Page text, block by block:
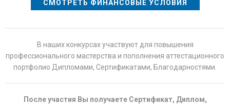
СМОТРЕТЬ ФИНАНСОВЫЕ УСЛОВИЯ
В наших конкурсах участвуют для повышения
профессионального мастерства и пополнения аттестационного
портфолио Дипломами, Сертификатами, Благодарностями.
После участия Вы получаете Сертификат, Диплом,